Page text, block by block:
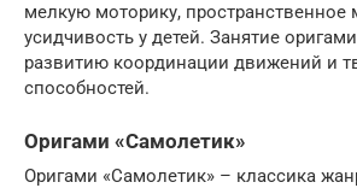
мелкую моторику,
усидчивость у детей. Занятие
развитию координации движений и
способностей.
Оригами «Самолетик»
Оригами «Самолетик» – классика